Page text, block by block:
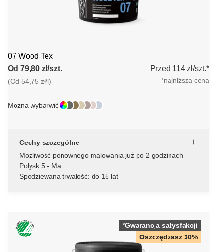
07 Wood Tex
Od 79,80 zł/szt.
(Od 54,75 zł/l)
Przed 114 zł/szt.*
*najniższa cena
Można wybarwić
Cechy szczególne
Możliwość ponownego malowania już po 2 godzinach
Połysk 5 - Mat
Spodziewana trwałość: do 15 lat
*Gwarancja satysfakcji
Oszczędzasz 30%